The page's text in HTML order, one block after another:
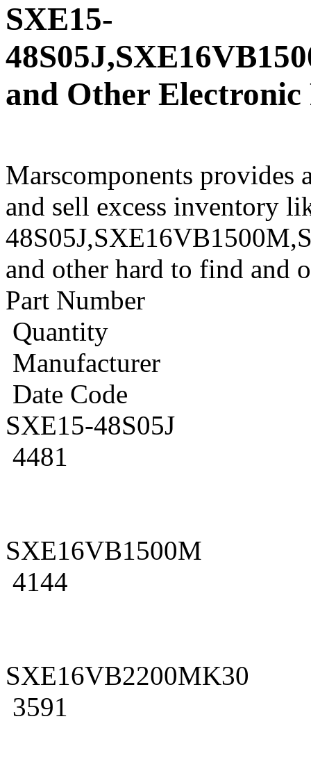
SXE15-
and Other Electronic
Marscomponents provides
and sell excess inventory
and other hard to find and
Part Number
Quantity
Manufacturer
Date Code
SXE15-48S05J
4481
SXE16VB1500M
4144
SXE16VB2200MK30
3591